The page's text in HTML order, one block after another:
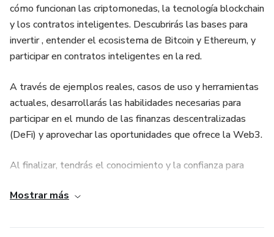
cómo funcionan las criptomonedas, la tecnología blockchain
y los contratos inteligentes. Descubrirás las bases para
invertir , entender el ecosistema de Bitcoin y Ethereum, y
participar en contratos inteligentes en la red.
A través de ejemplos reales, casos de uso y herramientas
actuales, desarrollarás las habilidades necesarias para
participar en el mundo de las finanzas descentralizadas
(DeFi) y aprovechar las oportunidades que ofrece la Web3.
Al finalizar, tendrás el conocimiento y la confianza para
además de entender su impacto en los negocios y la
Mostrar más